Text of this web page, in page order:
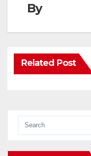
By
Related Post